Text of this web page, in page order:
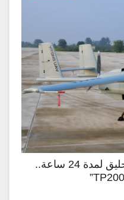
بحمولة طن وقدرة على التحليق لمدة 24 ساعة..